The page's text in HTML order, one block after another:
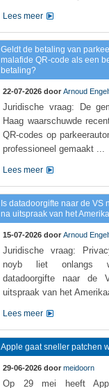
Lees meer
Geldt de betaling van
malafide QR-code als een
betaling?
22-07-2026 door Arnoud
Juridische vraag: De
Haag waarschuwde
QR-codes op
professioneel gemaakt ...
Lees meer
Is datadoorgifte naar de VS
na uitspraak van het
15-07-2026 door Arnoud
Juridische vraag:
noyb liet onlangs
datadoorgifte naar de
uitspraak van het
Lees meer
Apple gaat sneller patchen
29-06-2026 door meidoorn
Op 29 mei heeft